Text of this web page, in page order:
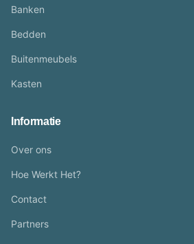
Banken
Bedden
Buitenmeubels
Kasten
Informatie
Over ons
Hoe Werkt Het?
Contact
Partners